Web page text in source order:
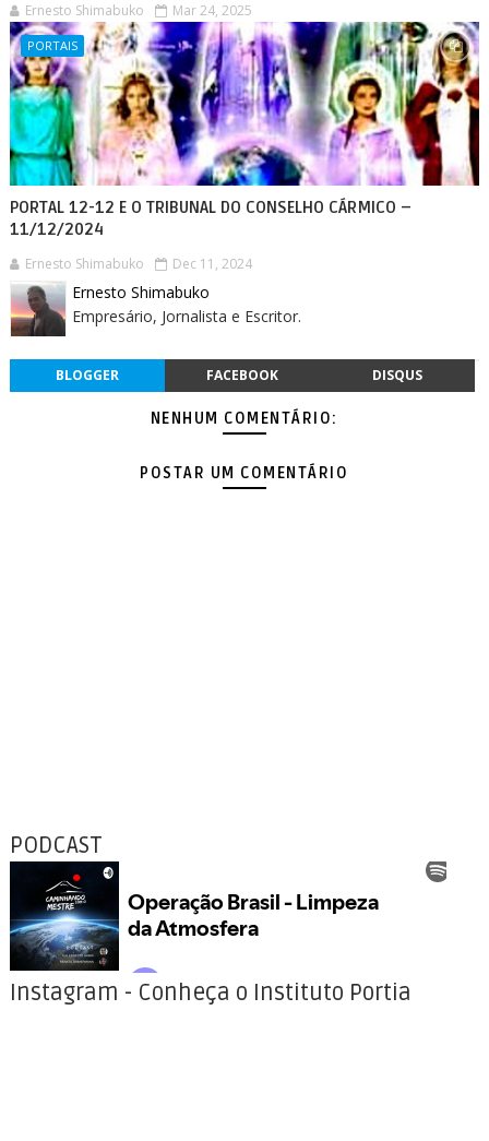
Ernesto Shimabuko Mar 24, 2025
PORTAIS
PORTAL 12-12 E O TRIBUNAL DO CONSELHO CÁRMICO –
11/12/2024
Ernesto Shimabuko Dec 11, 2024
Ernesto Shimabuko
Empresário, Jornalista e Escritor.
BLOGGER FACEBOOK DISQUS
NENHUM COMENTÁRIO:
POSTAR UM COMENTÁRIO
PODCAST
Instagram - Conheça o Instituto Portia